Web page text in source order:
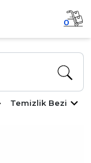
0
Temizlik Bezi